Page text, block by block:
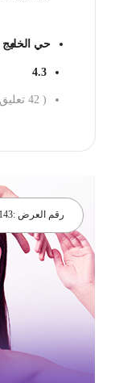
حي الخليج
4.3
42 تعليق )
رقم العرض :84143